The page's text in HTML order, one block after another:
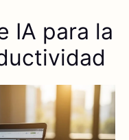
IA para la